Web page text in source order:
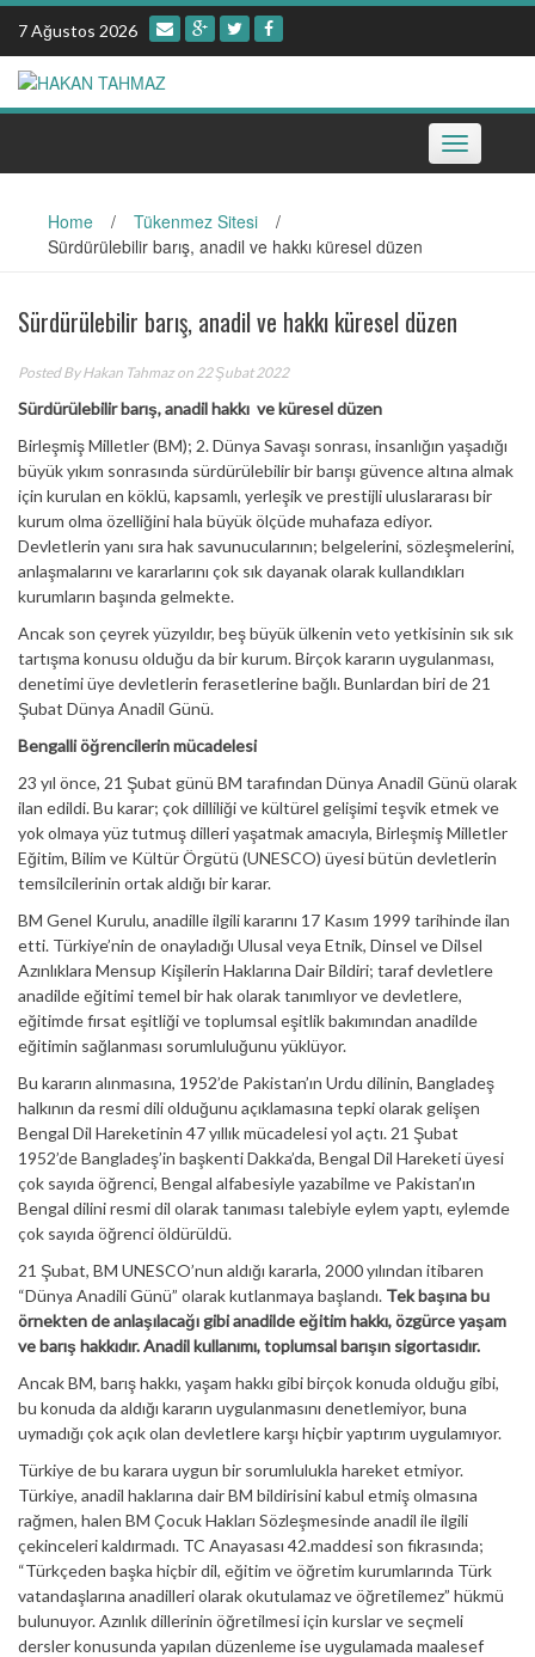
Skip
content
7 Ağustos 2026
Toggle
navigation
Home / Tükenmez Sitesi
/
Sürdürülebilir barış, anadil ve hakkı küresel düzen
Sürdürülebilir barış, anadil ve hakkı küresel düzen
Posted ByHakan Tahmazon 22 Şubat 2022
Sürdürülebilir barış, anadil hakkı ve küresel düzen
Birleşmiş Milletler (BM); 2. Dünya Savaşı sonrası, insanlığın yaşadığı
büyük yıkım sonrasında sürdürülebilir bir barışı güvence altına almak
için kurulan en köklü, kapsamlı, yerleşik ve prestijli uluslararası bir
kurum olma özelliğini hala büyük ölçüde muhafaza ediyor.
Devletlerin yanı sıra hak savunucularının; belgelerini, sözleşmelerini,
anlaşmalarını ve kararlarını çok sık dayanak olarak kullandıkları
kurumların başında gelmekte.
Ancak son çeyrek yüzyıldır, beş büyük ülkenin veto yetkisinin sık sık
tartışma konusu olduğu da bir kurum. Birçok kararın uygulanması,
denetimi üye devletlerin ferasetlerine bağlı. Bunlardan biri de 21
Şubat Dünya Anadil Günü.
Bengalli öğrencilerin mücadelesi
23 yıl önce, 21 Şubat günü BM tarafından Dünya Anadil Günü olarak
ilan edildi. Bu karar; çok dilliliği ve kültürel gelişimi teşvik etmek ve
yok olmaya yüz tutmuş dilleri yaşatmak amacıyla, Birleşmiş Milletler
Eğitim, Bilim ve Kültür Örgütü (UNESCO) üyesi bütün devletlerin
temsilcilerinin ortak aldığı bir karar.
BM Genel Kurulu, anadille ilgili kararını 17 Kasım 1999 tarihinde ilan
etti. Türkiye’nin de onayladığı Ulusal veya Etnik, Dinsel ve Dilsel
Azınlıklara Mensup Kişilerin Haklarına Dair Bildiri; taraf devletlere
anadilde eğitimi temel bir hak olarak tanımlıyor ve devletlere,
eğitimde fırsat eşitliği ve toplumsal eşitlik bakımından anadilde
eğitimin sağlanması sorumluluğunu yüklüyor.
Bu kararın alınmasına, 1952’de Pakistan’ın Urdu dilinin, Bangladeş
halkının da resmi dili olduğunu açıklamasına tepki olarak gelişen
Bengal Dil Hareketinin 47 yıllık mücadelesi yol açtı. 21 Şubat
1952’de Bangladeş’in başkenti Dakka’da, Bengal Dil Hareketi üyesi
çok sayıda öğrenci, Bengal alfabesiyle yazabilme ve Pakistan’ın
Bengal dilini resmi dil olarak tanıması talebiyle eylem yaptı, eylemde
çok sayıda öğrenci öldürüldü.
21 Şubat, BM UNESCO’nun aldığı kararla, 2000 yılından itibaren
“Dünya Anadili Günü” olarak kutlanmaya başlandı. Tek başına bu
örnekten de anlaşılacağı gibi anadilde eğitim hakkı, özgürce yaşam
ve barış hakkıdır. Anadil kullanımı, toplumsal barışın sigortasıdır.
Ancak BM, barış hakkı, yaşam hakkı gibi birçok konuda olduğu gibi,
bu konuda da aldığı kararın uygulanmasını denetlemiyor, buna
uymadığı çok açık olan devletlere karşı hiçbir yaptırım uygulamıyor.
Türkiye de bu karara uygun bir sorumlulukla hareket etmiyor.
Türkiye, anadil haklarına dair BM bildirisini kabul etmiş olmasına
rağmen, halen BM Çocuk Hakları Sözleşmesinde anadil ile ilgili
çekinceleri kaldırmadı. TC Anayasası 42.maddesi son fıkrasında;
“Türkçeden başka hiçbir dil, eğitim ve öğretim kurumlarında Türk
vatandaşlarına anadilleri olarak okutulamaz ve öğretilemez” hükmü
bulunuyor. Azınlık dillerinin öğretilmesi için kurslar ve seçmeli
dersler konusunda yapılan düzenleme ise uygulamada maalesef